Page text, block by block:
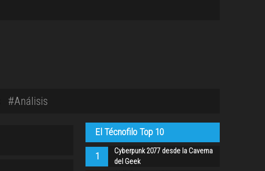
#Análisis
El Técnofilo Top 10
1
Cyberpunk 2077 desde la Caverna
del Geek